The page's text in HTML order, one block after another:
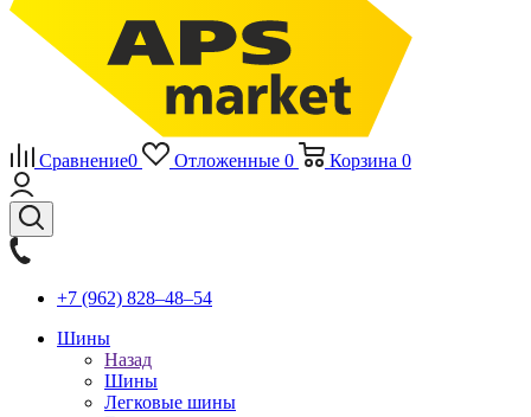
Сравнение0 Отложенные 0 Корзина 0
+7 (962) 828‒48‒54
Шины
Назад
Шины
Легковые шины